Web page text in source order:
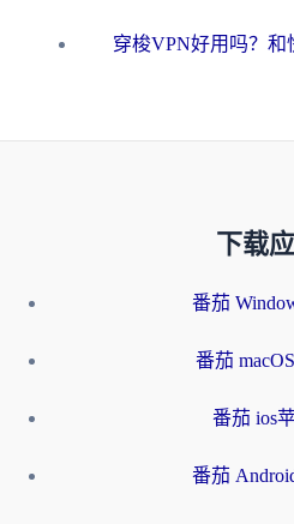
下载
番茄
番茄
番茄 ios
番茄